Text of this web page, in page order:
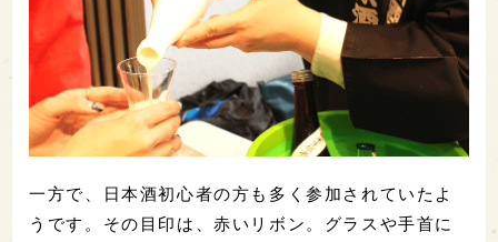
一方で、日本酒初心者の方も多く参加されていたよ
うです。その目印は、赤いリボン。グラスや手首に